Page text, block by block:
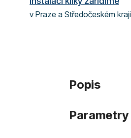
v Praze a Středočeském kraji
Popis
Parametry